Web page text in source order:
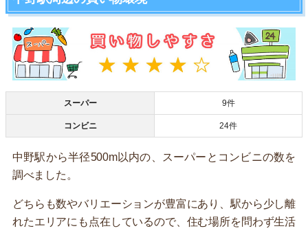
スーパー 9件
コンビニ 24件
中野駅から半径500m以内の、スーパーとコンビニの数を
調べました。
どちらも数やバリエーションが豊富にあり、駅から少し離
れたエリアにも点在しているので、住む場所を問わず生活